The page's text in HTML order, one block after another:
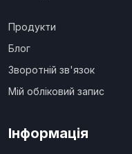
Продукти
Блог
Зворотній зв'язок
Мій обліковий запис
Інформація